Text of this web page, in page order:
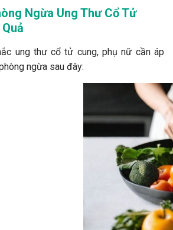
Ngừa Ung Thư Cổ Tử
ung thư cổ tử cung, phụ nữ cần áp
ngừa sau đây: